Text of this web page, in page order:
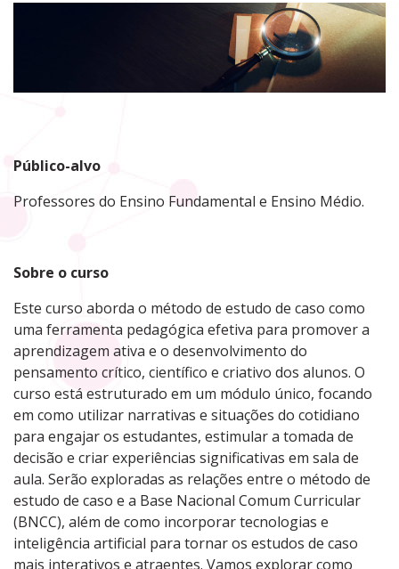
Público-alvo
Professores do Ensino Fundamental e Ensino Médio.
Sobre o curso
Este curso aborda o método de estudo de caso como
uma ferramenta pedagógica efetiva para promover a
aprendizagem ativa e o desenvolvimento do
pensamento crítico, científico e criativo dos alunos. O
curso está estruturado em um módulo único, focando
em como utilizar narrativas e situações do cotidiano
para engajar os estudantes, estimular a tomada de
decisão e criar experiências significativas em sala de
aula. Serão exploradas as relações entre o método de
estudo de caso e a Base Nacional Comum Curricular
(BNCC), além de como incorporar tecnologias e
inteligência artificial para tornar os estudos de caso
mais interativos e atraentes. Vamos explorar como